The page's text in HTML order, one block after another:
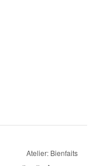
Atelier: Bienfaits